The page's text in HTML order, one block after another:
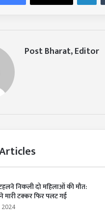
Post Bharat, Editor
निकली दो महिलाओं की मौत:
मारी टक्कर फिर पलट गई